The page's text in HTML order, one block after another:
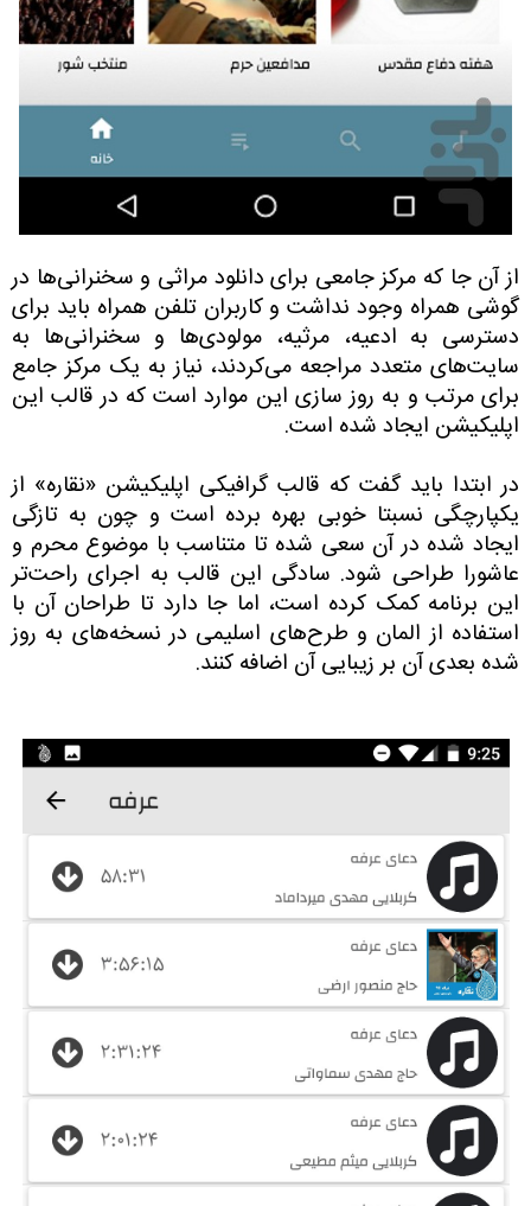
از آن جا که مرکز جامعی برای دانلود مراثی و سخنرانی‌ها در
گوشی همراه وجود نداشت و کاربران تلفن همراه باید برای
دسترسی به ادعیه، مرثیه، مولودی‌ها و سخنرانی‌ها به
سایت‌های متعدد مراجعه می‌کردند، نیاز به یک مرکز جامع
برای مرتب و به روز سازی این موارد است که در قالب این
اپلیکیشن ایجاد شده است.
در ابتدا باید گفت که قالب گرافیکی اپلیکیشن «نقاره» از
یکپارچگی نسبتا خوبی بهره برده است و چون به تازگی
ایجاد شده در آن سعی شده تا متناسب با موضوع محرم و
عاشورا طراحی شود. سادگی این قالب به اجرای راحت‌تر
این برنامه کمک کرده است، اما جا دارد تا طراحان آن با
استفاده از المان و طرح‌های اسلیمی در نسخه‌های به روز
شده بعدی آن بر زیبایی آن اضافه کنند.